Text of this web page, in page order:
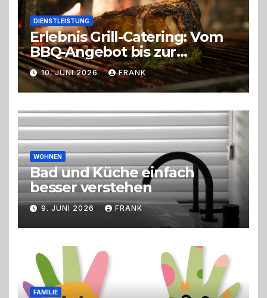
DIENSTLEISTUNG
Erlebnis Grill-Catering: Vom
BBQ-Angebot bis zur
perfekten Eventorganisation
Trend zu Outdoor-Events,
Erlebnisgastronomie und
Live-Cooking
10. JUNI 2026 FRANK
WOHNEN
Bad und Küche einfach
besser verstehen
9. JUNI 2026 FRANK
FAMILIE